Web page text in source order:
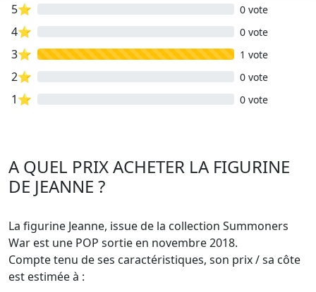
5⭐ 0 vote
4⭐ 0 vote
3⭐ 1 vote
2⭐ 0 vote
1⭐ 0 vote
A QUEL PRIX ACHETER LA FIGURINE
DE JEANNE ?
La figurine Jeanne, issue de la collection Summoners
War est une POP sortie en novembre 2018.
Compte tenu de ses caractéristiques, son prix / sa côte
est estimée à :